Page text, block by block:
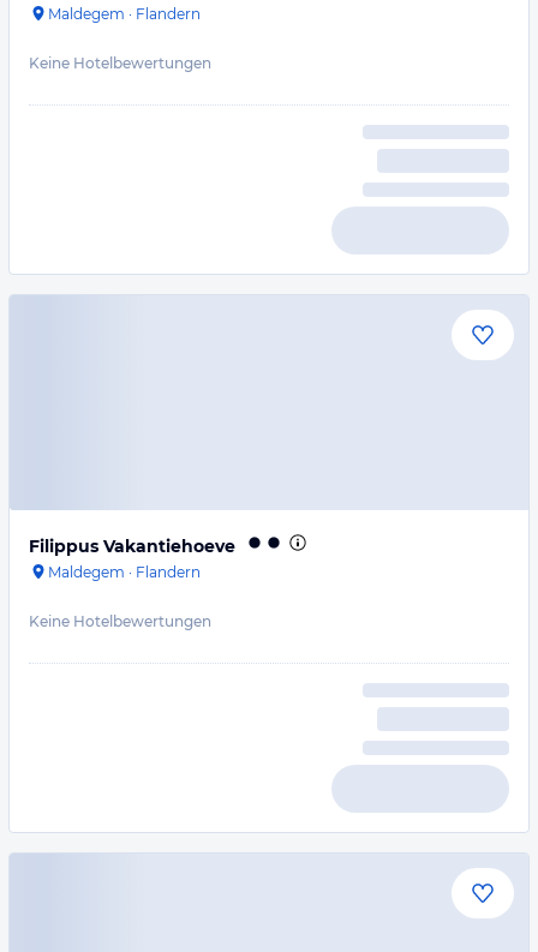
Maldegem · Flandern
Keine Hotelbewertungen
Filippus Vakantiehoeve
Maldegem · Flandern
Keine Hotelbewertungen